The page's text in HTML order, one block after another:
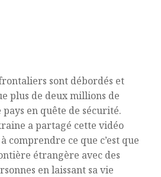
sont débordés et
plus de deux millions de
en quête de sécurité.
a partagé cette vidéo
comprendre ce que c’est que
étrangère avec des
en laissant sa vie